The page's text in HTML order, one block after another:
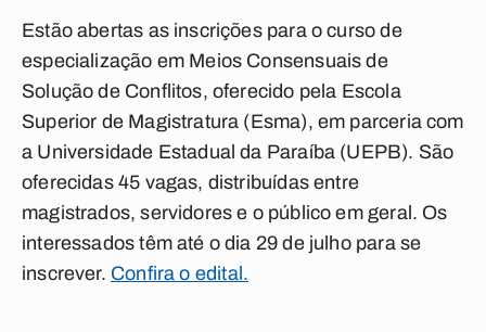
Estão abertas as inscrições para o curso de
especialização em Meios Consensuais de
Solução de Conflitos, oferecido pela Escola
Superior de Magistratura (Esma), em parceria com
a Universidade Estadual da Paraíba (UEPB). São
oferecidas 45 vagas, distribuídas entre
magistrados, servidores e o público em geral. Os
interessados têm até o dia 29 de julho para se
inscrever. Confira o edital.